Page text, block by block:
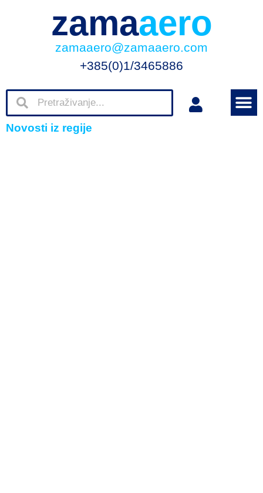
zamaaero
zamaaero@zamaaero.com
+385(0)1/3465886
Novosti iz regije